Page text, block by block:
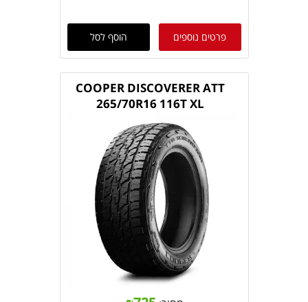
פרטים נוספים הוסף לסל
COOPER DISCOVERER ATT
265/70R16 116T XL